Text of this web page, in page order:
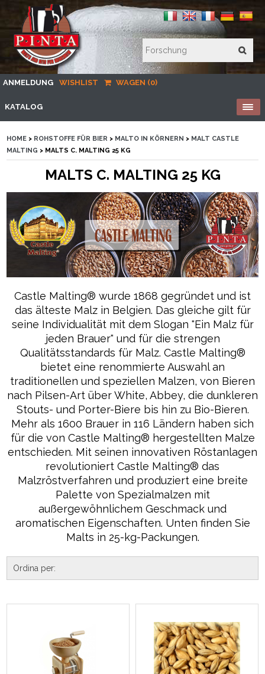
ANMELDUNG WISHLIST WAGEN (0)
KATALOG
HOME > ROHSTOFFE FÜR BIER > MALTO IN KÖRNERN > MALT CASTLE
MALTING > MALTS C. MALTING 25 KG
MALTS C. MALTING 25 KG
Castle Malting® wurde 1868 gegründet und ist
das älteste Malz in Belgien. Das gleiche gilt für
seine Individualität mit dem Slogan "Ein Malz für
jeden Brauer" und für die strengen
Qualitätsstandards für Malz. Castle Malting®
bietet eine renommierte Auswahl an
traditionellen und speziellen Malzen, von Bieren
nach Pilsen-Art über White, Abbey, die dunkleren
Stouts- und Porter-Biere bis hin zu Bio-Bieren.
Mehr als 1600 Brauer in 116 Ländern haben sich
für die von Castle Malting® hergestellten Malze
entschieden. Mit seinen innovativen Röstanlagen
revolutioniert Castle Malting® das
Malzröstverfahren und produziert eine breite
Palette von Spezialmalzen mit
außergewöhnlichem Geschmack und
aromatischen Eigenschaften. Unten finden Sie
Malts in 25-kg-Packungen.